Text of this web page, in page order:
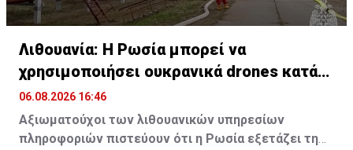
Λιθουανία: Η Ρωσία μπορεί να
χρησιμοποιήσει ουκρανικά drones κατά
της Βαλτικής
06.08.2026 16:46
Αξιωματούχοι των λιθουανικών υπηρεσίων
πληροφοριών πιστεύουν ότι η Ρωσία εξετάζει τη